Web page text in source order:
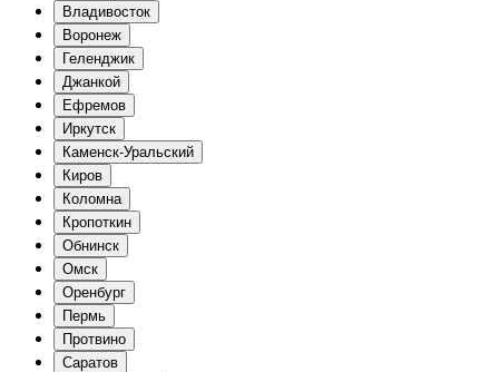
Владивосток
Воронеж
Геленджик
Джанкой
Ефремов
Иркутск
Каменск-Уральский
Киров
Коломна
Кропоткин
Обнинск
Омск
Оренбург
Пермь
Протвино
Саратов